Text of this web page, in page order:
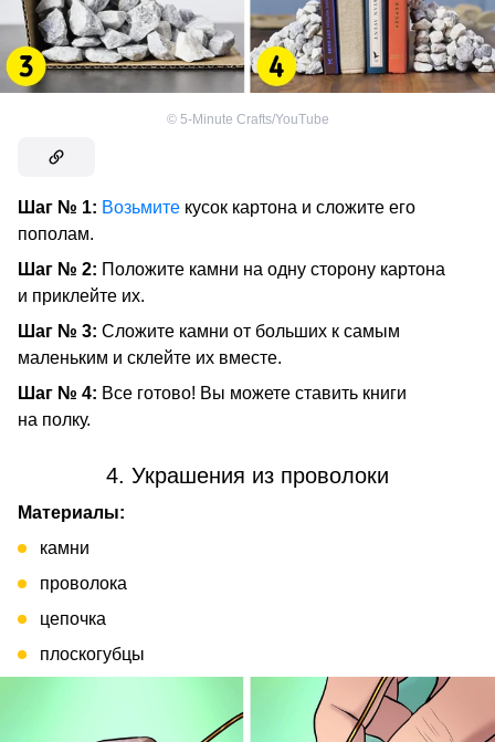
© 5-Minute Crafts/YouTube
Шаг № 1: Возьмите кусок картона и сложите его
пополам.
Шаг № 2: Положите камни на одну сторону картона
и приклейте их.
Шаг № 3: Сложите камни от больших к самым
маленьким и склейте их вместе.
Шаг № 4: Все готово! Вы можете ставить книги
на полку.
4. Украшения из проволоки
Материалы:
камни
проволока
цепочка
плоскогубцы